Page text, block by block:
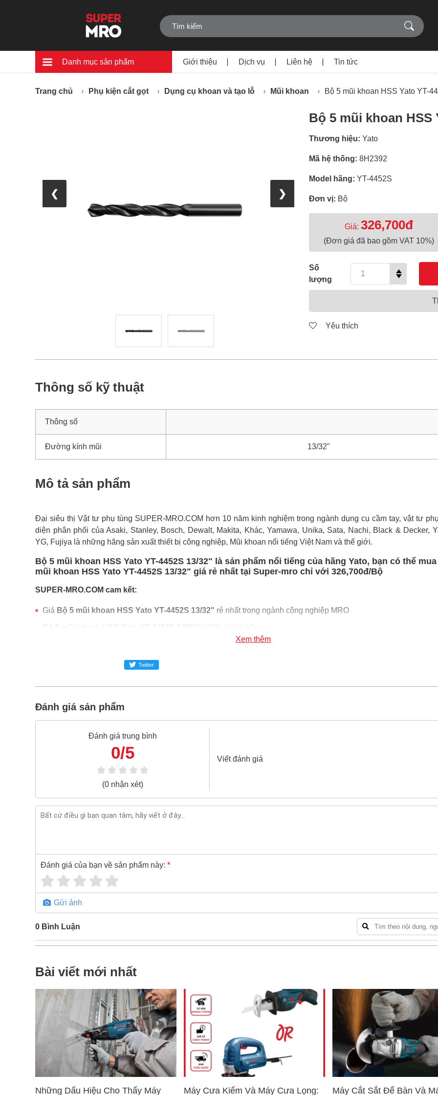
Danh mục sản phẩm Giới thiệu Dịch vụ Liên hệ Tin tức
Trang chủ Phụ kiện cắt gọt Dụng cụ khoan và tạo lỗ Mũi khoan Bộ 5 mũi khoan HSS Yato YT-
❮ ❯
Bộ 5 mũi khoan HSS
Thương hiệu: Yato
Mã hệ thống: 8H2392
Model hãng: YT-4452S
Đơn vị: Bộ
Giá: 326,700đ
(Đơn giá đã bao gồm VAT 10%)
Số
lượng
Yêu thích
Thông số kỹ thuật
Thông số
Đường kính mũi 13/32"
Mô tả sản phẩm
Đại siêu thị Vật tư phụ tùng SUPER-MRO.COM hơn 10 năm kinh nghiệm trong ngành dụng cụ cầm tay, vật tư
diện phân phối của Asaki, Stanley, Bosch, Dewalt, Makita, Khác, Yamawa, Unika, Sata, Nachi, Black & Decker,
YG, Fujiya là những hãng sản xuất thiết bị công nghiệp, Mũi khoan nổi tiếng Việt Nam và thế giới.
Bộ 5 mũi khoan HSS Yato YT-4452S 13/32" là sản phẩm nổi tiếng của hãng Yato, bạn có thể
mũi khoan HSS Yato YT-4452S 13/32" giá rẻ nhất tại Super-mro chỉ với 326,700đ/Bộ
SUPER-MRO.COM cam kết:
Giá Bộ 5 mũi khoan HSS Yato YT-4452S 13/32" rẻ nhất trong ngành công nghiệp MRO
Bao 1 đổi 1 trong 24 giờ
Xem thêm
Twitter
Đánh giá sản phẩm
Đánh giá trung bình
0/5
(0 nhận xét)
Viết đánh giá
Đánh giá của bạn về sản phẩm này: *
Gửi ảnh
0 Bình Luận
Bài viết mới nhất
Những Dấu Hiệu Cho Thấy Máy
Máy Cưa Kiếm Và Máy Cưa Lọng:
Máy Cắt Sắt Để Bàn Và